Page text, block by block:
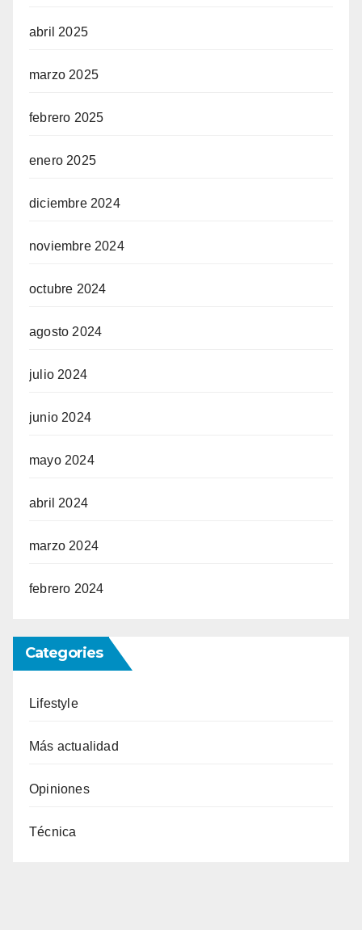
abril 2025
marzo 2025
febrero 2025
enero 2025
diciembre 2024
noviembre 2024
octubre 2024
agosto 2024
julio 2024
junio 2024
mayo 2024
abril 2024
marzo 2024
febrero 2024
Categories
Lifestyle
Más actualidad
Opiniones
Técnica